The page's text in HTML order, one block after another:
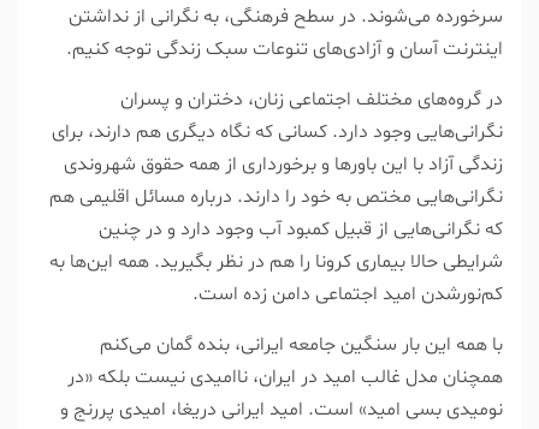
سرخورده می‌شوند. در سطح فرهنگی، به نگرانی از نداشتن
اینترنت آسان و آزادی‌های تنوعات سبک زندگی توجه کنیم.
در گروه‌های مختلف اجتماعی زنان، دختران و پسران
نگرانی‌هایی وجود دارد. کسانی که نگاه دیگری هم دارند، برای
زندگی آزاد با این باور‌ها و برخورداری از همه حقوق شهروندی
نگرانی‌هایی مختص به خود را دارند. درباره مسائل اقلیمی هم
که نگرانی‌هایی از قبیل کمبود آب وجود دارد و در چنین
شرایطی حالا بیماری کرونا را هم در نظر بگیرید. همه این‌ها به
کم‌نور‌شدن امید اجتماعی دامن زده است.
با همه این بار سنگین جامعه ایرانی، بنده گمان می‌کنم
همچنان مدل غالب امید در ایران، ناامیدی نیست بلکه «در
نومیدی بسی امید» است. امید ایرانی دریغا، امیدی پررنج و